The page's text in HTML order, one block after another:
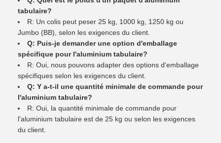
tabulaire?
R: Un colis peut peser 25 kg, 1000 kg, 1250 kg ou
Jumbo (BB), selon les exigences du client.
Q: Puis-je demander une option d'emballage
spécifique pour l'aluminium tabulaire?
R: Oui, nous pouvons adapter des options d'emballage
spécifiques selon les exigences du client.
Q: Y a-t-il une quantité minimale de commande pour
l'aluminium tabulaire?
R: Oui, la quantité minimale de commande pour
l'aluminium tabulaire est de 25 kg ou selon les exigences
du client.